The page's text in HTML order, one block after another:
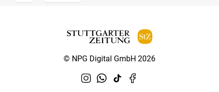
© NPG Digital GmbH 2026